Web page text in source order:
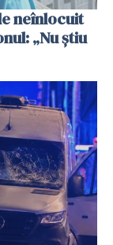
neînlocuit
„Nu știu